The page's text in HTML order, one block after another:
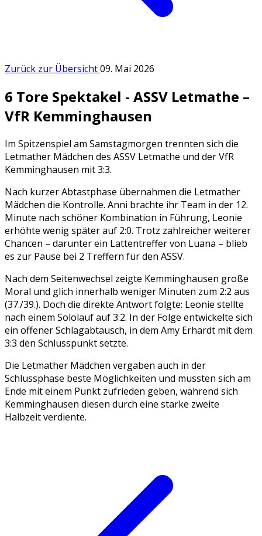
Zurück zur Übersicht09. Mai 2026
6 Tore Spektakel - ASSV Letmathe –
VfR Kemminghausen
Im Spitzenspiel am Samstagmorgen trennten sich die
Letmather Mädchen des ASSV Letmathe und der VfR
Kemminghausen mit 3:3.
Nach kurzer Abtastphase übernahmen die Letmather
Mädchen die Kontrolle. Anni brachte ihr Team in der 12.
Minute nach schöner Kombination in Führung, Leonie
erhöhte wenig später auf 2:0. Trotz zahlreicher weiterer
Chancen – darunter ein Lattentreffer von Luana – blieb
es zur Pause bei 2 Treffern für den ASSV.
Nach dem Seitenwechsel zeigte Kemminghausen große
Moral und glich innerhalb weniger Minuten zum 2:2 aus
(37./39.). Doch die direkte Antwort folgte: Leonie stellte
nach einem Sololauf auf 3:2. In der Folge entwickelte sich
ein offener Schlagabtausch, in dem Amy Erhardt mit dem
3:3 den Schlusspunkt setzte.
Die Letmather Mädchen vergaben auch in der
Schlussphase beste Möglichkeiten und mussten sich am
Ende mit einem Punkt zufrieden geben, während sich
Kemminghausen diesen durch eine starke zweite
Halbzeit verdiente.